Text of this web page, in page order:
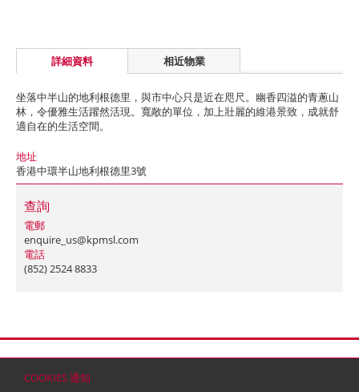
COOKIES 通知
詳細資料 相近物業
坐落中半山的地利根德里，與市中心只是近在咫尺。幽香四溢的青蔥山
林，令優雅生活躍然活現。寬敞的單位，加上壯麗的維港景致，成就舒
適自在的生活空間。
地址
香港中環半山地利根德里3號
查詢
電郵
enquire_us@kpmsl.com
電話
(852) 2524 8833
© 2026 嘉里建設有限公司 (於百慕達註冊成立之有限公司)